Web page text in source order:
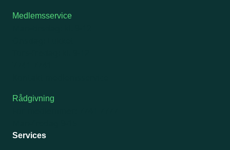
Medlemsservice
Rådgivning
Services